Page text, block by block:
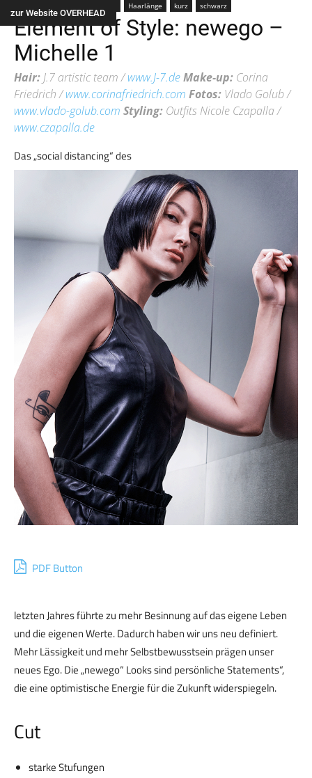
zur Website OVERHEAD
Haarlänge kurz schwarz
Element of Style: newego –
Michelle 1
Hair: J.7 artistic team /www.J-7.deMake-up: Corina
Friedrich /www.corinafriedrich.com Fotos: Vlado Golub /
www.vlado-golub.com Styling: Outfits Nicole Czapalla /
www.czapalla.de
PDF Button
Das „social distancing“ des
letzten Jahres führte zu mehr Besinnung auf das eigene Leben
und die eigenen Werte. Dadurch haben wir uns neu definiert.
Mehr Lässigkeit und mehr Selbstbewusstsein prägen unser
neues Ego. Die „newego“ Looks sind persönliche Statements“,
die eine optimistische Energie für die Zukunft widerspiegeln.
Cut
starke Stufungen